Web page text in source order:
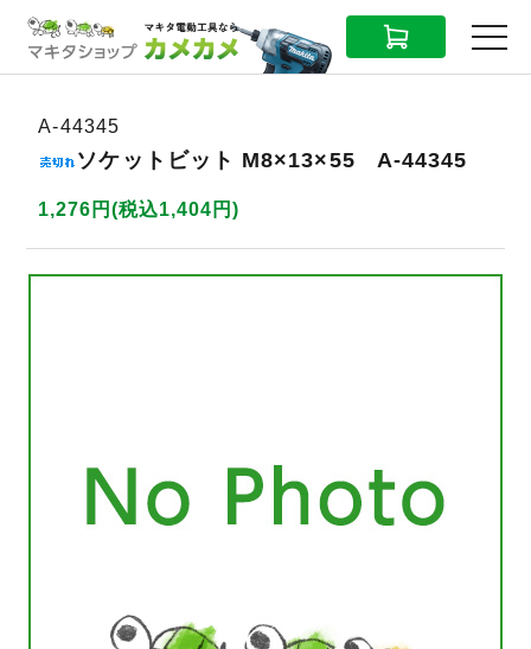
CART MENU
A-44345
ソケットビット M8×13×55 A-44345
1,276円(税込1,404円)